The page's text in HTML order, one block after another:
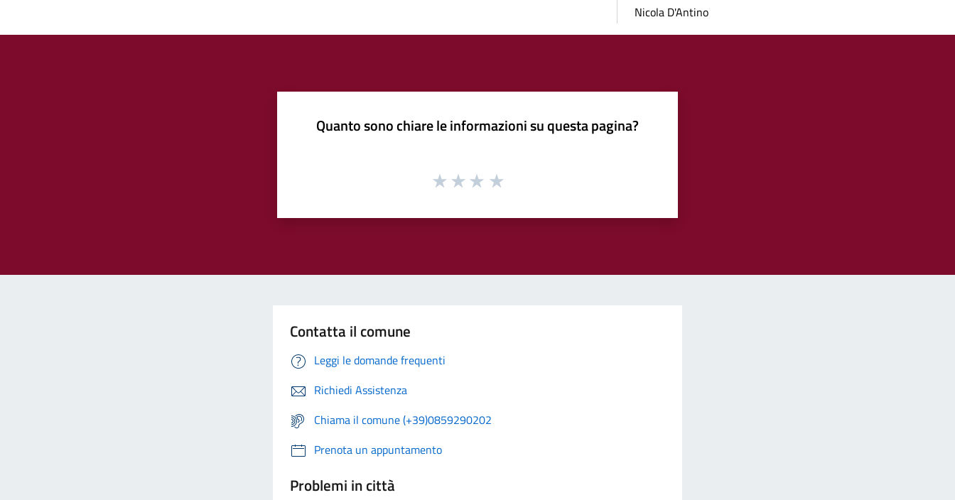
Nicola D'Antino
Quanto sono chiare le informazioni su questa pagina?
Contatta il comune
Leggi le domande frequenti
Richiedi Assistenza
Chiama il comune (+39)0859290202
Prenota un appuntamento
Problemi in città